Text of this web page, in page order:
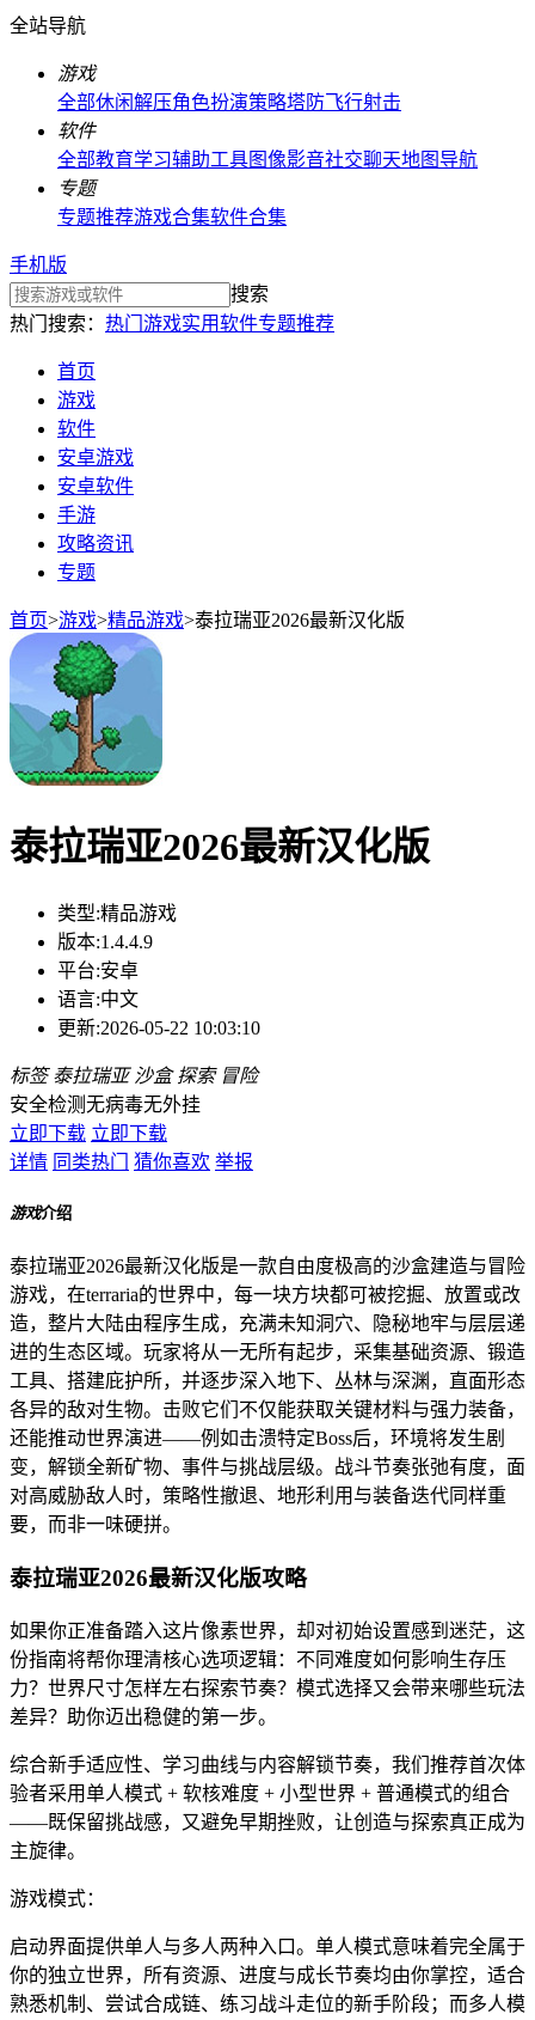
全站导航
游戏
全部休闲解压角色扮演策略塔防飞行射击
软件
全部教育学习辅助工具图像影音社交聊天地图导航
专题
专题推荐游戏合集软件合集
手机版
搜索
热门搜索： 热门游戏实用软件专题推荐
首页
游戏
软件
安卓游戏
安卓软件
手游
攻略资讯
专题
首页>游戏>精品游戏>泰拉瑞亚2026最新汉化版
泰拉瑞亚2026最新汉化版
类型:精品游戏
版本:1.4.4.9
平台:安卓
语言:中文
更新:2026-05-22 10:03:10
标签 泰拉瑞亚 沙盒 探索 冒险
安全检测无病毒无外挂
立即下载 立即下载
详情 同类热门 猜你喜欢 举报
游戏介绍
泰拉瑞亚2026最新汉化版是一款自由度极高的沙盒建造与冒险
游戏，在terraria的世界中，每一块方块都可被挖掘、放置或改
造，整片大陆由程序生成，充满未知洞穴、隐秘地牢与层层递
进的生态区域。玩家将从一无所有起步，采集基础资源、锻造
工具、搭建庇护所，并逐步深入地下、丛林与深渊，直面形态
各异的敌对生物。击败它们不仅能获取关键材料与强力装备，
还能推动世界演进——例如击溃特定Boss后，环境将发生剧
变，解锁全新矿物、事件与挑战层级。战斗节奏张弛有度，面
对高威胁敌人时，策略性撤退、地形利用与装备迭代同样重
要，而非一味硬拼。
泰拉瑞亚2026最新汉化版攻略
如果你正准备踏入这片像素世界，却对初始设置感到迷茫，这
份指南将帮你理清核心选项逻辑：不同难度如何影响生存压
力？世界尺寸怎样左右探索节奏？模式选择又会带来哪些玩法
差异？助你迈出稳健的第一步。
综合新手适应性、学习曲线与内容解锁节奏，我们推荐首次体
验者采用单人模式 + 软核难度 + 小型世界 + 普通模式的组合
——既保留挑战感，又避免早期挫败，让创造与探索真正成为
主旋律。
游戏模式：
启动界面提供单人与多人两种入口。单人模式意味着完全属于
你的独立世界，所有资源、进度与成长节奏均由你掌控，适合
熟悉机制、尝试合成链、练习战斗走位的新手阶段；而多人模